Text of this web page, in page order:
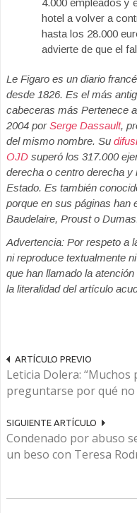
4.000 empleados y
hotel a volver a
hasta los 28.000
advierte de que el
Le Figaro es un diario
desde 1826. Es el más
cabeceras más Pertenece a
2004 porSerge Dassault,
del mismo nombre. Su
OJD superó los 317.000
derecha o centro derecha
Estado. Es también
porque en sus páginas han
Baudelaire, Proust o
Advertencia: Por respeto a
ni reproduce textualmente
que han llamado la
la literalidad del artículo
ARTÍCULO PREVIO
Leticia Dolera:
preguntarse por qué
SIGUIENTE ARTÍCULO
Condenado por abuso
un beso con Teresa